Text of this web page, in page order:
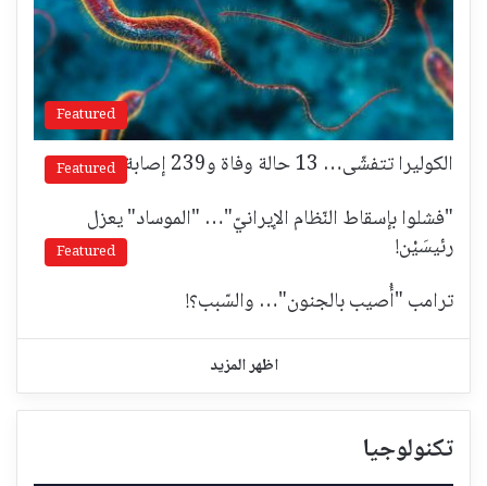
Featured
الكوليرا تتفشّى… 13 حالة وفاة و239 إصابة! Featured
"فشلوا بإسقاط النّظام الإيرانيّ"… "الموساد" يعزل
رئيسَيْن!
Featured
ترامب "أُصيب بالجنون"… والسّبب؟!
اظهر المزيد
تكنولوجيا